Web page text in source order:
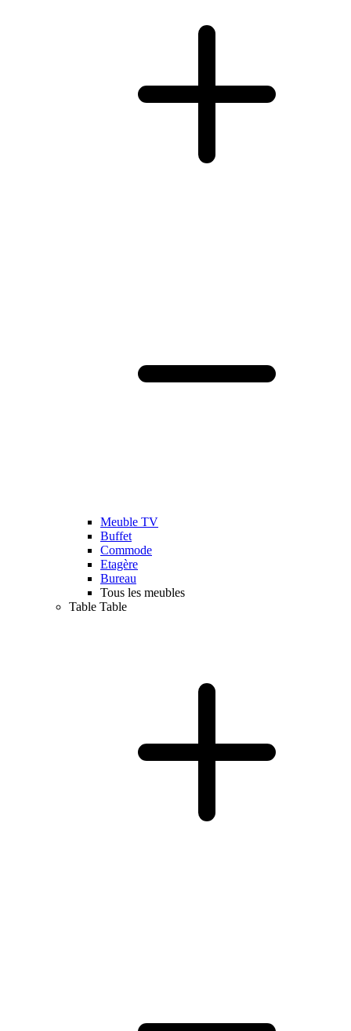
Meuble TV
Buffet
Commode
Etagère
Bureau
Tous les meubles
Table Table